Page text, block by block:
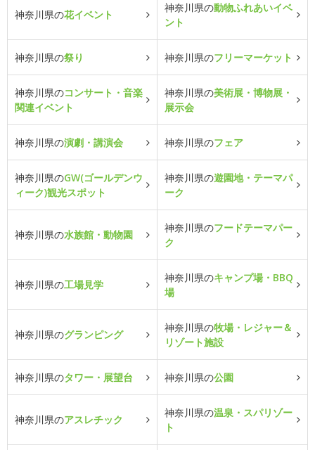
神奈川県の花イベント
神奈川県の動物ふれあいイベ
ント
神奈川県の祭り 神奈川県のフリーマーケット
神奈川県のコンサート・音楽
関連イベント
神奈川県の美術展・博物展・
展示会
神奈川県の演劇・講演会 神奈川県のフェア
神奈川県のGW(ゴールデンウ
ィーク)観光スポット
神奈川県の遊園地・テーマパ
ーク
神奈川県の水族館・動物園
神奈川県のフードテーマパー
ク
神奈川県の工場見学
神奈川県のキャンプ場・BBQ
場
神奈川県のグランピング
神奈川県の牧場・レジャー＆
リゾート施設
神奈川県のタワー・展望台 神奈川県の公園
神奈川県のアスレチック
神奈川県の温泉・スパリゾー
ト